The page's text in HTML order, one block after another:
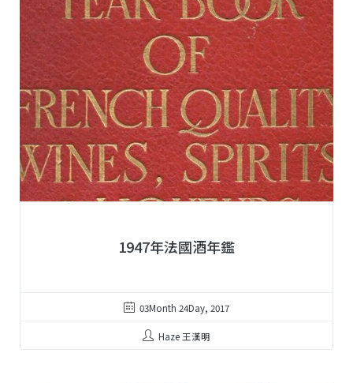
1947年法國酒年鑑
03Month 24Day, 2017
Haze 王漢明